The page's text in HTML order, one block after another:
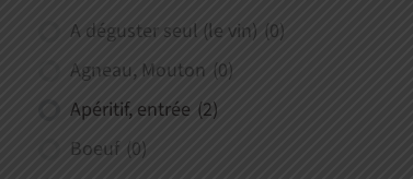
A déguster seul (le vin) (0)
Agneau, Mouton (0)
Apéritif, entrée (2)
Boeuf (0)